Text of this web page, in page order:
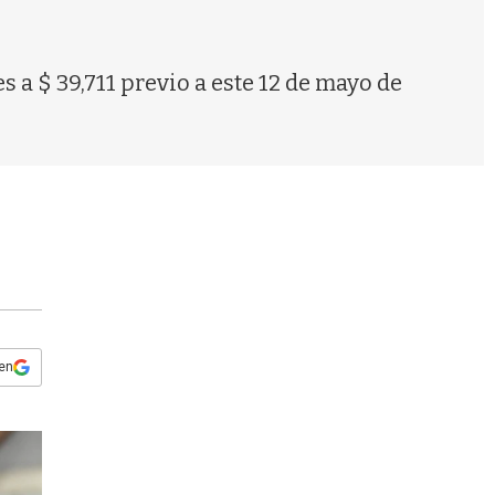
39,711 previo a este 12 de mayo de